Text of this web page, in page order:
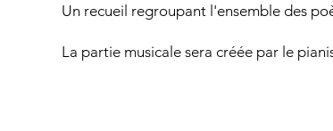
Un recueil regroupant l'ensemble des
La partie musicale sera créée par le